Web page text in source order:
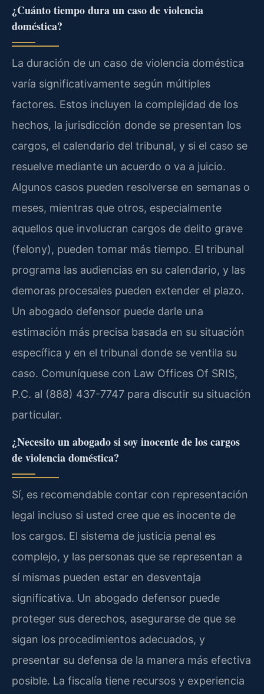
¿Cuánto tiempo dura un caso de violencia
doméstica?
La duración de un caso de violencia doméstica
varía significativamente según múltiples
factores. Estos incluyen la complejidad de los
hechos, la jurisdicción donde se presentan los
cargos, el calendario del tribunal, y si el caso se
resuelve mediante un acuerdo o va a juicio.
Algunos casos pueden resolverse en semanas o
meses, mientras que otros, especialmente
aquellos que involucran cargos de delito grave
(felony), pueden tomar más tiempo. El tribunal
programa las audiencias en su calendario, y las
demoras procesales pueden extender el plazo.
Un abogado defensor puede darle una
estimación más precisa basada en su situación
específica y en el tribunal donde se ventila su
caso. Comuníquese con Law Offices Of SRIS,
P.C. al (888) 437-7747 para discutir su situación
particular.
¿Necesito un abogado si soy inocente de los cargos
de violencia doméstica?
Sí, es recomendable contar con representación
legal incluso si usted cree que es inocente de
los cargos. El sistema de justicia penal es
complejo, y las personas que se representan a
sí mismas pueden estar en desventaja
significativa. Un abogado defensor puede
proteger sus derechos, asegurarse de que se
sigan los procedimientos adecuados, y
presentar su defensa de la manera más efectiva
posible. La fiscalía tiene recursos y experiencia